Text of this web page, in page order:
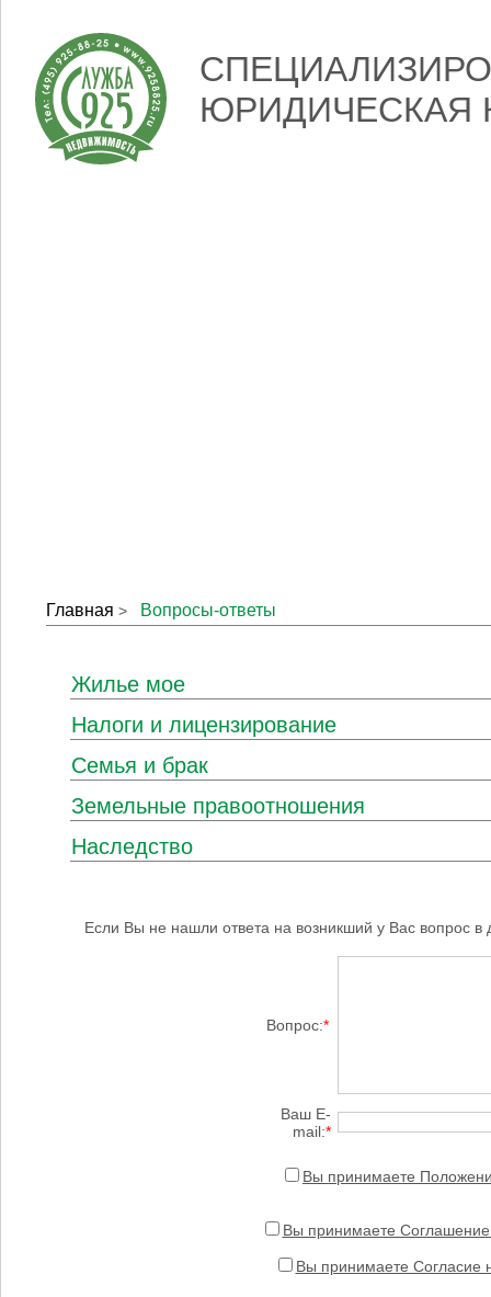
ЮРИДИЧЕСКАЯ
Главная > Вопросы-ответы
Жилье мое
Налоги и лицензирование
Семья и брак
Земельные правоотношения
Наследство
Если Вы не нашли ответа на возникший у Вас вопрос
Вопрос:*
Ваш E-
mail:*
Вы принимаете
Вы принимаете Соглашение
Вы принимаете Согласие